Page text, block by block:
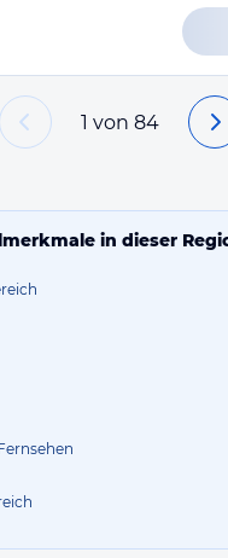
1 von 84
in dieser